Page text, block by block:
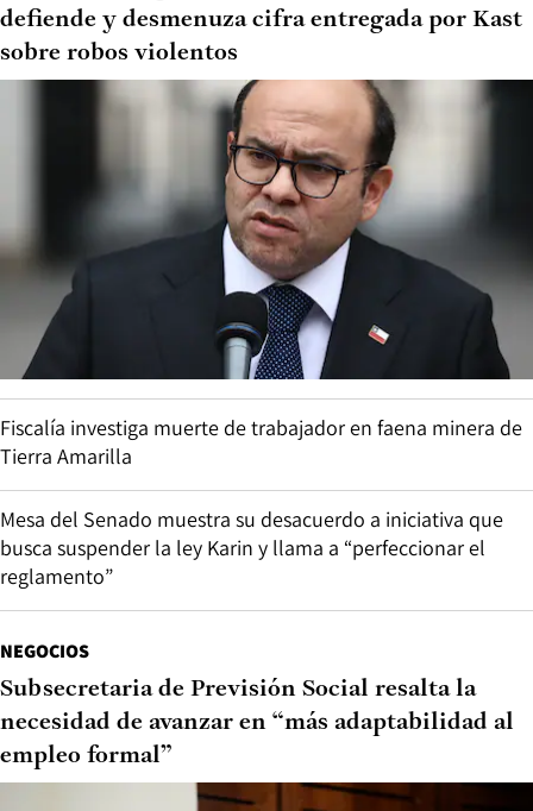
defiende y desmenuza cifra entregada por Kast
sobre robos violentos
Fiscalía investiga muerte de trabajador en faena minera de
Tierra Amarilla
Mesa del Senado muestra su desacuerdo a iniciativa que
busca suspender la ley Karin y llama a “perfeccionar el
reglamento”
NEGOCIOS
Subsecretaria de Previsión Social resalta la
necesidad de avanzar en “más adaptabilidad al
empleo formal”